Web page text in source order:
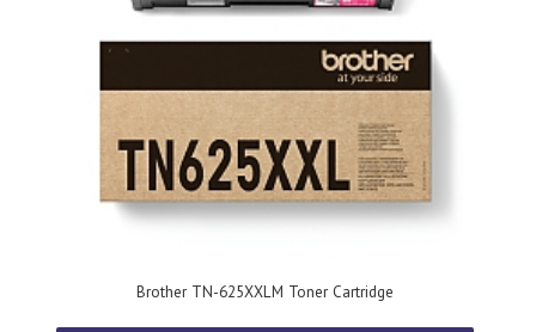
Brother TN-625XXLM Toner Cartridge